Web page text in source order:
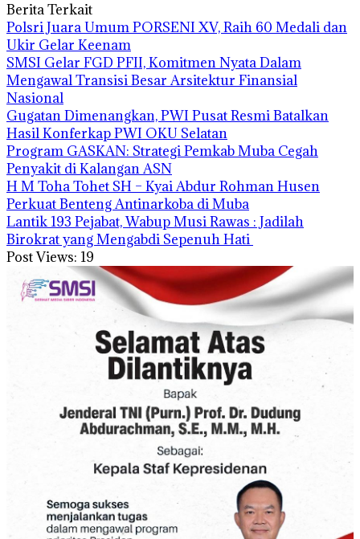
Berita Terkait
Polsri Juara Umum PORSENI XV, Raih 60 Medali dan
Ukir Gelar Keenam
SMSI Gelar FGD PFII, Komitmen Nyata Dalam
Mengawal Transisi Besar Arsitektur Finansial
Nasional
Gugatan Dimenangkan, PWI Pusat Resmi Batalkan
Hasil Konferkap PWI OKU Selatan
Program GASKAN: Strategi Pemkab Muba Cegah
Penyakit di Kalangan ASN
H M Toha Tohet SH – Kyai Abdur Rohman Husen
Perkuat Benteng Antinarkoba di Muba
‎Lantik 193 Pejabat, Wabup Musi Rawas : Jadilah
Birokrat yang Mengabdi Sepenuh Hati
Post Views: 19